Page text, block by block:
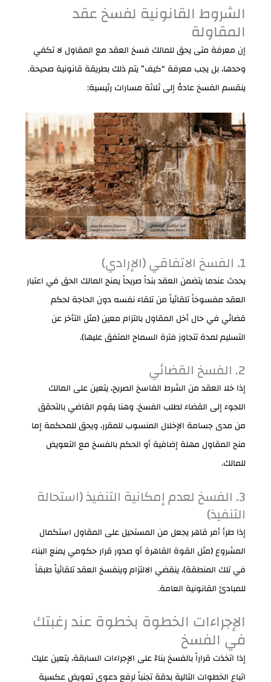
الشروط القانونية لفسخ عقد
المقاولة
إن معرفة متى يحق للمالك فسخ العقد مع المقاول لا تكفي
وحدها، بل يجب معرفة “كيف” يتم ذلك بطريقة قانونية صحيحة.
ينقسم الفسخ عادةً إلى ثلاثة مسارات رئيسية:
1. الفسخ الاتفاقي (الإرادي)
يحدث عندما يتضمن العقد بنداً صريحاً يمنح المالك الحق في اعتبار
العقد مفسوخاً تلقائياً من تلقاء نفسه دون الحاجة لحكم
قضائي في حال أخل المقاول بالتزام معين (مثل التأخر عن
التسليم لمدة تتجاوز فترة السماح المتفق عليها).
2. الفسخ القضائي
إذا خلا العقد من الشرط الفاسخ الصريح، يتعين على المالك
اللجوء إلى القضاء لطلب الفسخ. وهنا يقوم القاضي بالتحقق
من مدى جسامة الإخلال المنسوب للمقرر، ويحق للمحكمة إما
منح المقاول مهلة إضافية أو الحكم بالفسخ مع التعويض
للمالك.
3. الفسخ لعدم إمكانية التنفيذ (استحالة
التنفيذ)
إذا طرأ أمر قاهر يجعل من المستحيل على المقاول استكمال
المشروع (مثل القوة القاهرة أو صدور قرار حكومي يمنع البناء
في تلك المنطقة)، ينقضي الالتزام وينفسخ العقد تلقائياً طبقاً
للمبادئ القانونية العامة.
الإجراءات الخطوة بخطوة عند رغبتك
في الفسخ
إذا اتخذت قراراً بالفسخ بناءً على الإجراءات السابقة، يتعين عليك
اتباع الخطوات التالية بدقة تجنباً لرفع دعوى تعويض عكسية